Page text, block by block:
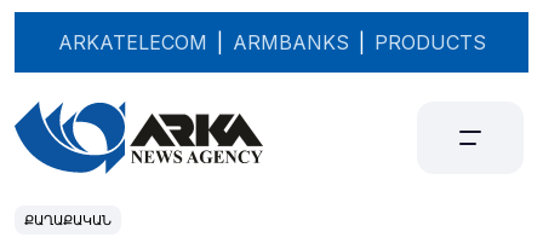
ARKATELECOM ARMBANKS PRODUCTS
ՔԱՂԱՔԱԿԱՆ